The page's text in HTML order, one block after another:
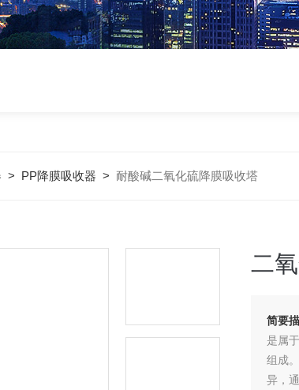
> PP降膜吸收器 > 耐酸碱二氧化硫降膜吸收塔
二
简要
是属
组成
异，